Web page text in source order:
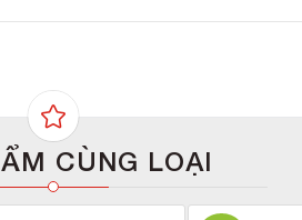
các vết nhăn trên da.
hồi cho tế bào da một cách hiệu quả.
lớp biểu bì da bị già nua, đan kết
CÙNG LOẠI